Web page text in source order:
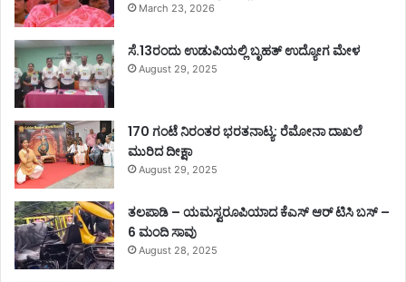
March 23, 2026
ಸೆ.13ರಂದು ಉಡುಪಿಯಲ್ಲಿ ಬೃಹತ್ ಉದ್ಯೋಗ ಮೇಳ
August 29, 2025
170 ಗಂಟೆ ನಿರಂತರ ಭರತನಾಟ್ಯ: ರೆಮೋನಾ ದಾಖಲೆ
ಮುರಿದ ದೀಕ್ಷಾ
August 29, 2025
ತಲಪಾಡಿ – ಯಮಸ್ವರೂಪಿಯಾದ ಕೆಎಸ್ ಆರ್ ಟಿಸಿ ಬಸ್ –
6 ಮಂದಿ ಸಾವು
August 28, 2025